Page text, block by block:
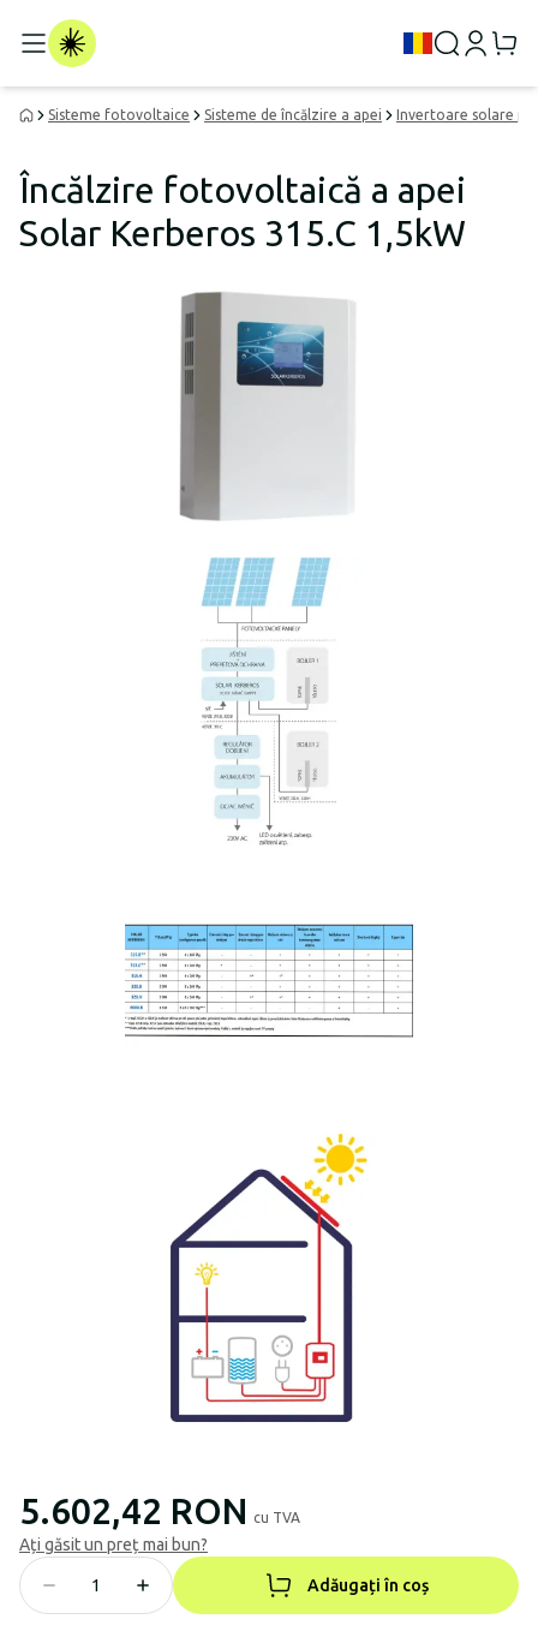
Sisteme fotovoltaice Sisteme de încălzire a apei Invertoare solare
Încălzire fotovoltaică a apei
Solar Kerberos 315.C 1,5kW
5.602,42 RON cu TVA
Ați găsit un preț mai bun?
Adăugați în coș